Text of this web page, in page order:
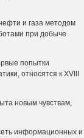
и газа методом
при добыче
попытки
относятся к XVIII
новым чувствам,
информационных и